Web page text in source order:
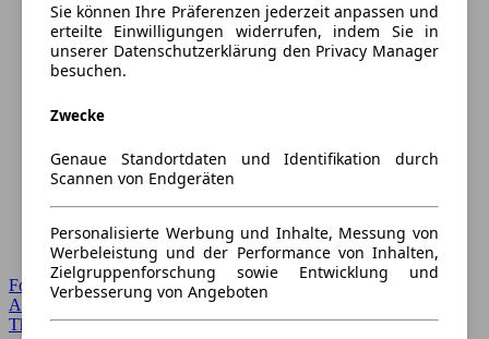
Forum Startseite
Alle Auto-Foren
Themen-Forum
Sie können Ihre Präferenzen jederzeit anpassen und
erteilte Einwilligungen widerrufen, indem Sie in
unserer Datenschutzerklärung den Privacy Manager
besuchen.
Zwecke
Genaue Standortdaten und Identifikation durch
Scannen von Endgeräten
Personalisierte Werbung und Inhalte, Messung von
Werbeleistung und der Performance von Inhalten,
Zielgruppenforschung sowie Entwicklung und
Verbesserung von Angeboten